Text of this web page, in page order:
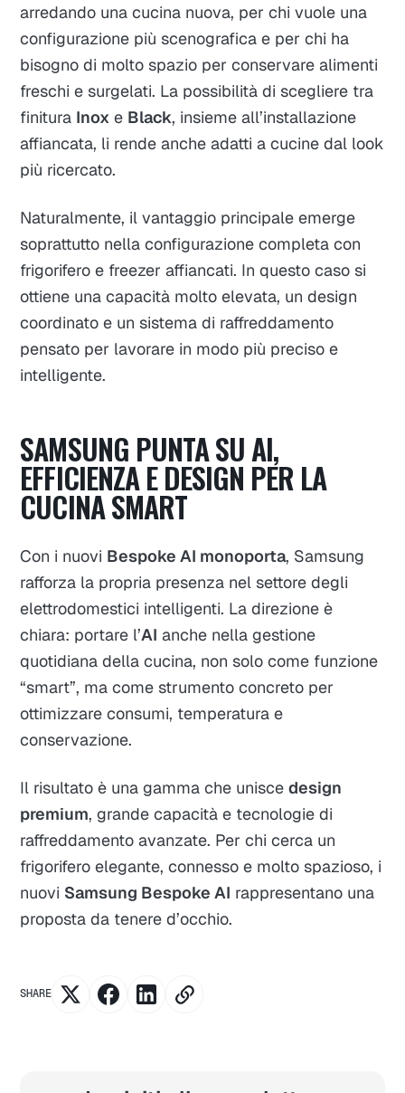
arredando una cucina nuova, per chi vuole una
configurazione più scenografica e per chi ha
bisogno di molto spazio per conservare alimenti
freschi e surgelati. La possibilità di scegliere tra
finitura Inox e Black, insieme all’installazione
affiancata, li rende anche adatti a cucine dal look
più ricercato.
Naturalmente, il vantaggio principale emerge
soprattutto nella configurazione completa con
frigorifero e freezer affiancati. In questo caso si
ottiene una capacità molto elevata, un design
coordinato e un sistema di raffreddamento
pensato per lavorare in modo più preciso e
intelligente.
SAMSUNG PUNTA SU AI,
EFFICIENZA E DESIGN PER LA
CUCINA SMART
Con i nuovi Bespoke AI monoporta, Samsung
rafforza la propria presenza nel settore degli
elettrodomestici intelligenti. La direzione è
chiara: portare l’AI anche nella gestione
quotidiana della cucina, non solo come funzione
“smart”, ma come strumento concreto per
ottimizzare consumi, temperatura e
conservazione.
Il risultato è una gamma che uniscedesign
premium, grande capacità e tecnologie di
raffreddamento avanzate. Per chi cerca un
frigorifero elegante, connesso e molto spazioso, i
nuovi Samsung Bespoke AI rappresentano una
proposta da tenere d’occhio.
SHARE